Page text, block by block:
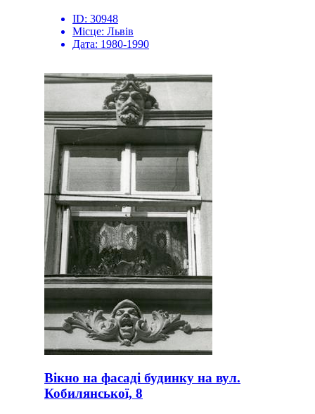
ID: 30948
Місце: Львів
Дата: 1980-1990
Вікно на фасаді будинку на вул.
Кобилянської, 8